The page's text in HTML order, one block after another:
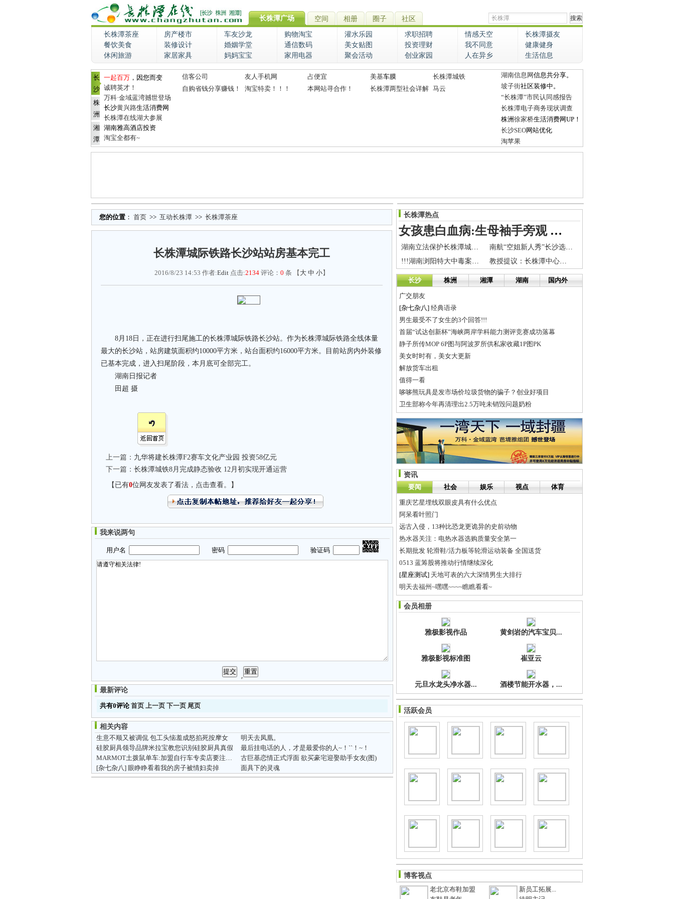
长株潭广场 空间 相册 圈子 社区
长株潭茶座 房产楼市 车友沙龙 购物淘宝 灌水乐园 求职招聘 情感天空
长株潭摄友
餐饮美食
装修设计 婚姻学堂 通信数码 美女贴图 投资理财 我不同意
健康健身
休闲旅游
家居家具 妈妈宝宝 家用电器 聚会活动 创业家园 人在异乡 生活信息
长
沙
株
洲
湘
潭
一起百万 ，因您而变
诚聘英才！
万科·金域蓝湾撼世登场
长沙黄兴路生活消费网
长株潭在线湖大参展
湖南雅高酒店投资
淘宝全都有~
信客公司 友人手机网 占便宜 美基车膜
长株潭城铁
自购省钱分享赚钱！
淘宝特卖！！！ 本网站寻合作！ 长株潭两型社会详解 马云
湖南信息网信息共分享。
坡子街社区装修中。
“长株潭”市民认同感报告
长株潭电子商务现状调查
株洲徐家桥生活消费网UP！
长沙SEO网站优化
淘苹果
您的位置 ： 首页 >> 互动长株潭 >> 长株潭茶座
长株潭城际铁路长沙站站房基本完工
2016/8/23 14:53 作者:Edit 点击:2134 评论： 0 条 【 大 中 小】
8月18日，正在进行扫尾施工的长株潭城际铁路长沙站。作为长株潭城际铁路全线体量
最大的长沙站，站房建筑面积约10000平方米，站台面积约16000平方米。目前站房内外装修
已基本完成，进入扫尾阶段，本月底可全部完工。
湖南日报记者
田超 摄
上一篇： 九华将建长株潭F2赛车文化产业园 投资58亿元
下一篇： 长株潭城铁8月完成静态验收 12月初实现开通运营
【已有0位网友发表了看法，点击查看。】
我来说两句
用户名 密码 验证码
最新评论
共有0评论首页 上一页 下一页 尾页
相关内容
生意不顺又被调侃 包工头恼羞成怒掐死按摩女
明天去凤凰。
硅胶厨具领导品牌米拉宝教您识别硅胶厨具真假
最后挂电话的人，才是最爱你的人~！``！~！
MARMOT土拨鼠单车:加盟自行车专卖店要注重自行车价格把控
古巨基恋情正式浮面 欲买豪宅迎娶助手女友(图)
[杂七杂八] 眼睁睁看着我的房子被情妇卖掉 面具下的灵魂
长株潭热点
女孩患白血病:生母袖手旁观 姐姐不愿为她骨髓配型
湖南立法保护长株潭城市群生态“绿心”
南航“空姐新人秀”长沙选区开赛 海归美女为梦想参赛
!!!湖南浏阳特大中毒案（湖南一学子给中央领导的一封信）(转载)
教授提议：长株潭中心城市带动城乡融合
长沙 株洲 湘潭 湖南 国内外
广交朋友
[杂七杂八] 经典语录
男生最受不了女生的3个回答!!!
首届“试达创新杯”海峡两岸学科能力测评竞赛成功落幕
静子所传MOP 6P图与阿波罗所供私家收藏1P图PK
美女时时有，美女大更新
解放货车出租
值得一看
哆哆熊玩具是发市场价垃圾货物的骗子？创业好项目
卫生部称今年再清理出2.5万吨未销毁问题奶粉
资讯
要闻
社会 娱乐 视点 体育
重庆艺星埋线双眼皮具有什么优点
阿呆看叶照门
远古入侵，13种比恐龙更诡异的史前动物
热水器关注：电热水器选购质量安全第一
长期批发 轮滑鞋/活力板等轮滑运动装备 全国送货
0513 蓝筹股将推动行情继续深化
[星座测试] 天地可表的六大深情男生大排行
明天去福州~嘿嘿~~~~瞧瞧看看~
长沙业主遇怪事:安全验收报告没影 开发商急催收房
为了革命。我决定了！！！！！
会员相册
雅极影视作品 黄剑岩的汽车宝贝...
雅极影视标准图 崔亚云
元旦水龙头净水器... 酒楼节能开水器，...
活跃会员
博客视点
老北京布鞋加盟
新员工拓展...